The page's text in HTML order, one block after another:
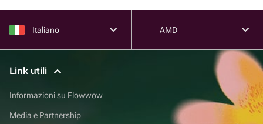
Italiano AMD
Link utili
Informazioni su Flowwow
Media e Partnership